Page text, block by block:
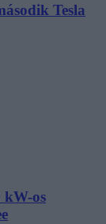
Tesla
kW-os